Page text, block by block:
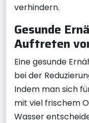
verhindern.
Gesunde
Auftreten
Eine gesunde
bei der
Indem man sich
mit viel frischem
Wasser